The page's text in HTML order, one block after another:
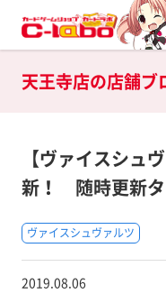
天王寺店の店舗ブ
【ヴァイスシ
新！ 随時更新タ
ヴァイスシュヴァルツ
2019.08.06